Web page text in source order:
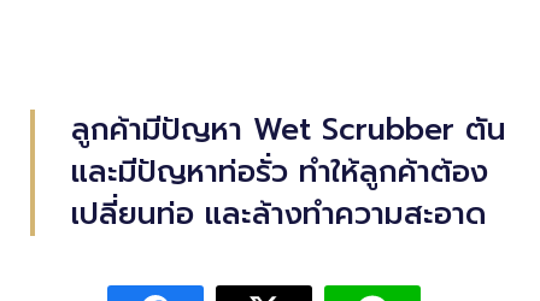
ลูกค้ามีปัญหา Wet Scrubber ตัน
และมีปัญหาท่อรั่ว ทำให้ลูกค้าต้อง
เปลี่ยนท่อ และล้างทำความสะอาด